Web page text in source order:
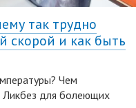
так трудно
скорой и как быть
Чем
Ликбез для болеющих